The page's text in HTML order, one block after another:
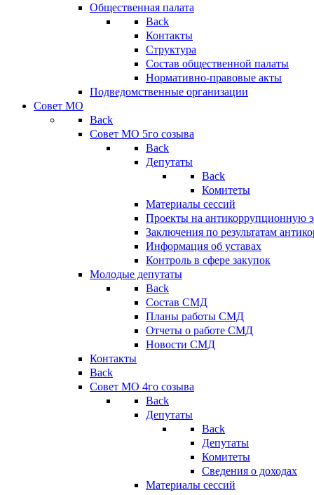
Общественная палата
Back
Контакты
Структура
Состав общественной палаты
Нормативно-правовые акты
Подведомственные организации
Совет МО
Back
Совет МО 5го созыва
Back
Депутаты
Back
Комитеты
Материалы сессий
Проекты на антикоррупционную
Заключения по результатам
Информация об уставах
Контроль в сфере закупок
Молодые депутаты
Back
Состав СМД
Планы работы СМД
Отчеты о работе СМД
Новости СМД
Контакты
Back
Совет МО 4го созыва
Back
Депутаты
Back
Депутаты
Комитеты
Сведения о доходах
Материалы сессий